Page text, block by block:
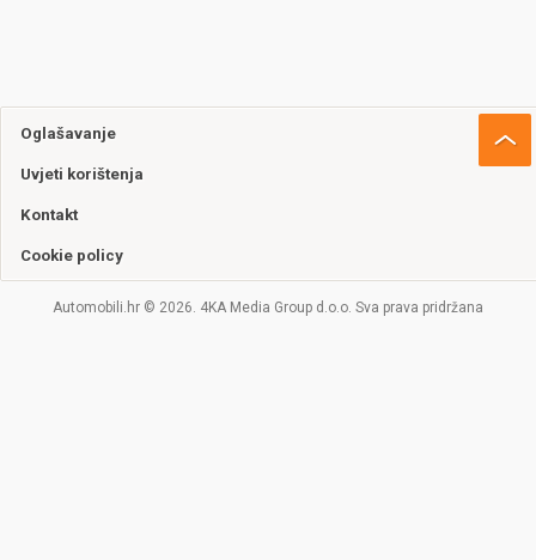
Oglašavanje
Uvjeti korištenja
Kontakt
Cookie policy
Automobili.hr © 2026. 4KA Media Group d.o.o. Sva prava pridržana